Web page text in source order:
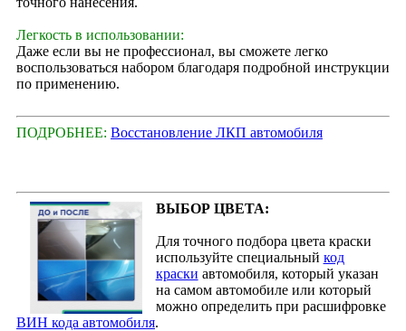
Легкость в использовании:
Даже если вы не профессионал, вы сможете легко
воспользоваться набором благодаря подробной инструкции
по применению.
ПОДРОБНЕЕ: Восстановление ЛКП автомобиля
ВЫБОР ЦВЕТА:
Для точного подбора цвета краски
используйте специальный код
краски автомобиля, который указан
на самом автомобиле или который
можно определить при расшифровке
ВИН кода автомобиля.